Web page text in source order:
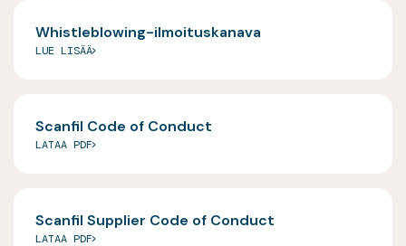
Whistleblowing-ilmoituskanava
LUE LISÄÄ
Scanfil Code of Conduct
LATAA PDF
Scanfil Supplier Code of Conduct
LATAA PDF